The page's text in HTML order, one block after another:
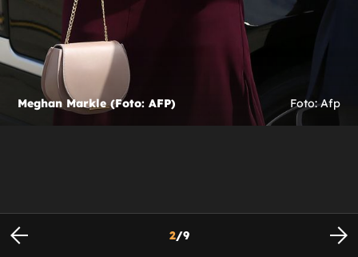
Meghan Markle (Foto: AFP) Foto: Afp
2/9